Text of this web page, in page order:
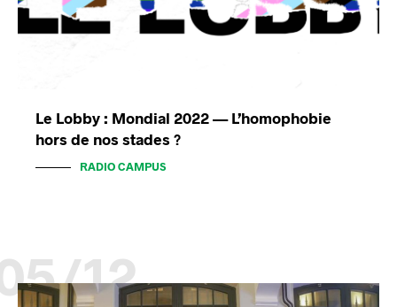
Le Lobby : Mondial 2022 — L’homophobie
hors de nos stades ?
RADIO CAMPUS
12